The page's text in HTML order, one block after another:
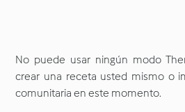
No puede usar ningún modo
crear una receta usted mismo o
comunitaria en este momento.